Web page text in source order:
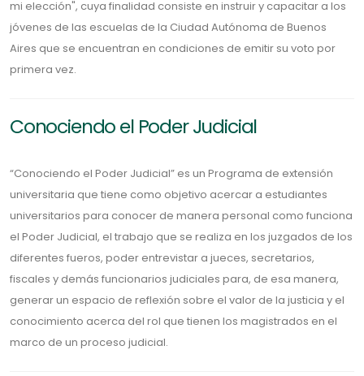
mi elección", cuya finalidad consiste en instruir y capacitar a los
jóvenes de las escuelas de la Ciudad Autónoma de Buenos
Aires que se encuentran en condiciones de emitir su voto por
primera vez.
Conociendo el Poder Judicial
“Conociendo el Poder Judicial” es un Programa de extensión
universitaria que tiene como objetivo acercar a estudiantes
universitarios para conocer de manera personal como funciona
el Poder Judicial, el trabajo que se realiza en los juzgados de los
diferentes fueros, poder entrevistar a jueces, secretarios,
fiscales y demás funcionarios judiciales para, de esa manera,
generar un espacio de reflexión sobre el valor de la justicia y el
conocimiento acerca del rol que tienen los magistrados en el
marco de un proceso judicial.